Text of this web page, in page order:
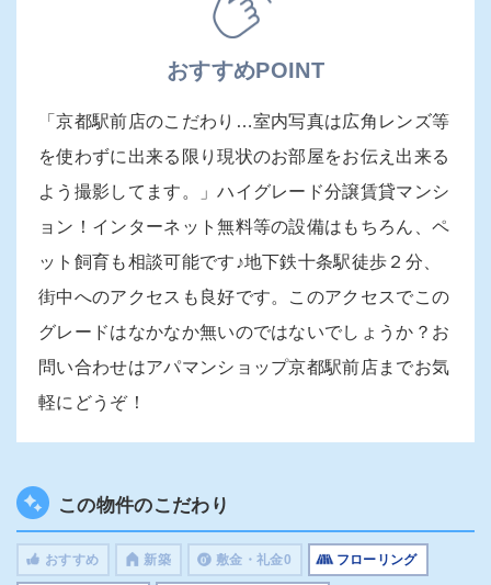
おすすめPOINT
「京都駅前店のこだわり…室内写真は広角レンズ等
を使わずに出来る限り現状のお部屋をお伝え出来る
よう撮影してます。」ハイグレード分譲賃貸マンシ
ョン！インターネット無料等の設備はもちろん、ペ
ット飼育も相談可能です♪地下鉄十条駅徒歩２分、
街中へのアクセスも良好です。このアクセスでこの
グレードはなかなか無いのではないでしょうか？お
問い合わせはアパマンショップ京都駅前店までお気
軽にどうぞ！
この物件のこだわり
おすすめ 新築 敷金・礼金0 フローリング